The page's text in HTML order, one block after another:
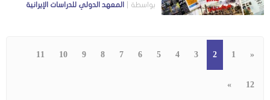
بواسطة المعهد الدولي للدراسات الإيرانية
«
1
2
3
4
5
6
7
8
9
10
11
12
»